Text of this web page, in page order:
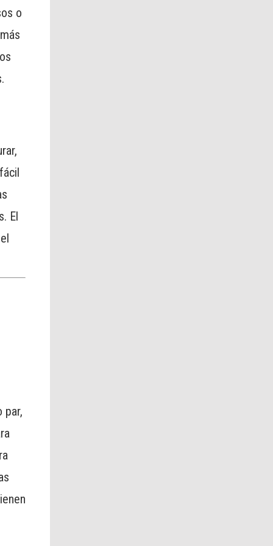
o
El
par,